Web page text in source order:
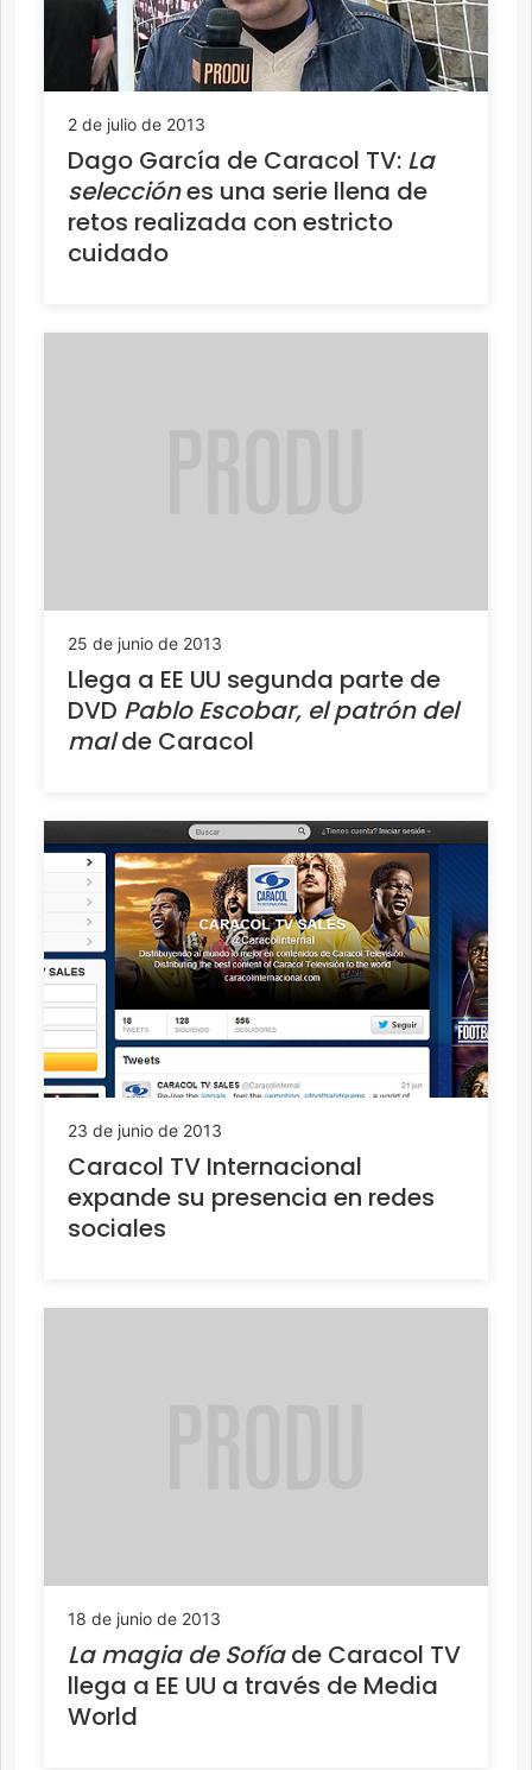
2 de julio de 2013
Dago García de Caracol TV: La
selecciónes una serie llena de
retos realizada con estricto
cuidado
25 de junio de 2013
Llega a EE UU segunda parte de
DVD Pablo Escobar, el patrón del
malde Caracol
23 de junio de 2013
Caracol TV Internacional
expande su presencia en redes
sociales
18 de junio de 2013
La magia de Sofíade Caracol TV
llega a EE UU a través de Media
World